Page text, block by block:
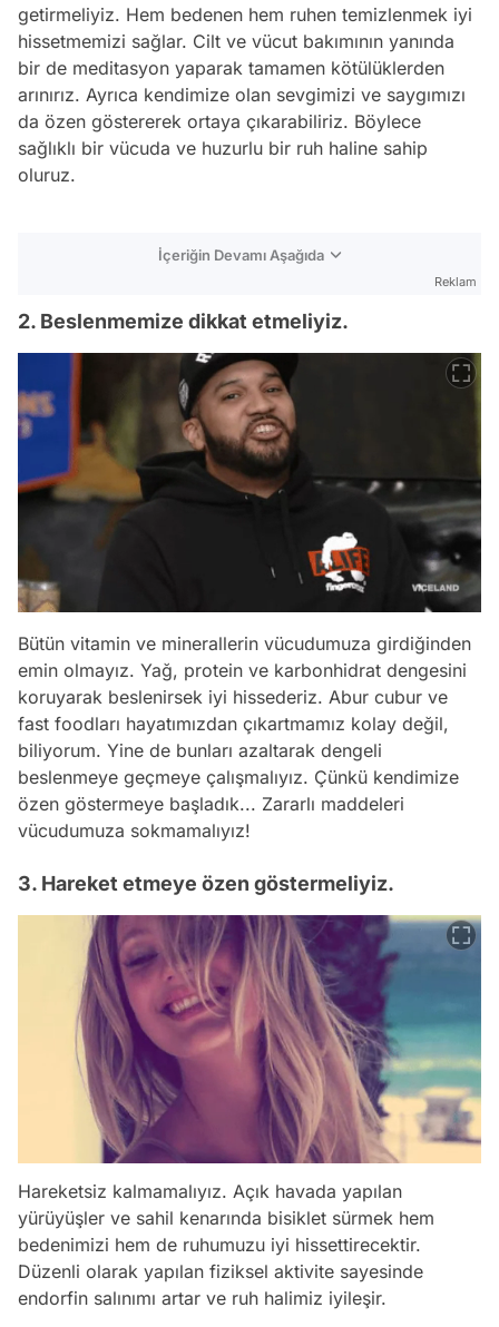
getirmeliyiz. Hem bedenen hem ruhen temizlenmek iyi
hissetmemizi sağlar. Cilt ve vücut bakımının yanında
bir de meditasyon yaparak tamamen kötülüklerden
arınırız. Ayrıca kendimize olan sevgimizi ve saygımızı
da özen göstererek ortaya çıkarabiliriz. Böylece
sağlıklı bir vücuda ve huzurlu bir ruh haline sahip
oluruz.
İçeriğin Devamı Aşağıda
Reklam
2. Beslenmemize dikkat etmeliyiz.
Bütün vitamin ve minerallerin vücudumuza girdiğinden
emin olmayız. Yağ, protein ve karbonhidrat dengesini
koruyarak beslenirsek iyi hissederiz. Abur cubur ve
fast foodları hayatımızdan çıkartmamız kolay değil,
biliyorum. Yine de bunları azaltarak dengeli
beslenmeye geçmeye çalışmalıyız. Çünkü kendimize
özen göstermeye başladık... Zararlı maddeleri
vücudumuza sokmamalıyız!
3. Hareket etmeye özen göstermeliyiz.
Hareketsiz kalmamalıyız. Açık havada yapılan
yürüyüşler ve sahil kenarında bisiklet sürmek hem
bedenimizi hem de ruhumuzu iyi hissettirecektir.
Düzenli olarak yapılan fiziksel aktivite sayesinde
endorfin salınımı artar ve ruh halimiz iyileşir.